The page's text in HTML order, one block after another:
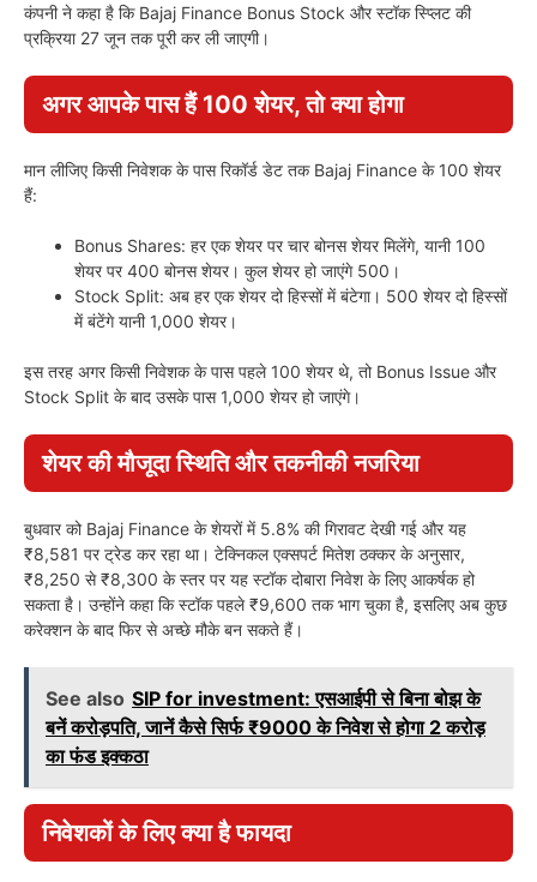
कंपनी ने कहा है कि Bajaj Finance Bonus Stock और स्टॉक स्प्लिट की
प्रक्रिया 27 जून तक पूरी कर ली जाएगी।
अगर आपके पास हैं 100 शेयर, तो क्या होगा
मान लीजिए किसी निवेशक के पास रिकॉर्ड डेट तक Bajaj Finance के 100 शेयर
हैं:
Bonus Shares: हर एक शेयर पर चार बोनस शेयर मिलेंगे, यानी 100
शेयर पर 400 बोनस शेयर। कुल शेयर हो जाएंगे 500।
Stock Split: अब हर एक शेयर दो हिस्सों में बंटेगा। 500 शेयर दो हिस्सों
में बंटेंगे यानी 1,000 शेयर।
इस तरह अगर किसी निवेशक के पास पहले 100 शेयर थे, तो Bonus Issue और
Stock Split के बाद उसके पास 1,000 शेयर हो जाएंगे।
शेयर की मौजूदा स्थिति और तकनीकी नजरिया
बुधवार को Bajaj Finance के शेयरों में 5.8% की गिरावट देखी गई और यह
₹8,581 पर ट्रेड कर रहा था। टेक्निकल एक्सपर्ट मितेश ठक्कर के अनुसार,
₹8,250 से ₹8,300 के स्तर पर यह स्टॉक दोबारा निवेश के लिए आकर्षक हो
सकता है। उन्होंने कहा कि स्टॉक पहले ₹9,600 तक भाग चुका है, इसलिए अब कुछ
करेक्शन के बाद फिर से अच्छे मौके बन सकते हैं।
See also SIP for investment: एसआईपी से बिना बोझ के
बनें करोड़पति, जानें कैसे सिर्फ ₹9000 के निवेश से होगा 2 करोड़
का फंड इक्कठा
निवेशकों के लिए क्या है फायदा